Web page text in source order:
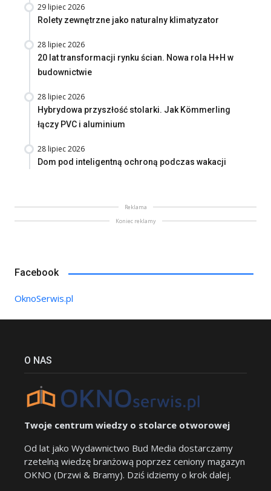
29 lipiec 2026
Rolety zewnętrzne jako naturalny klimatyzator
28 lipiec 2026
20 lat transformacji rynku ścian. Nowa rola H+H w
budownictwie
28 lipiec 2026
Hybrydowa przyszłość stolarki. Jak Kömmerling
łączy PVC i aluminium
28 lipiec 2026
Dom pod inteligentną ochroną podczas wakacji
Reklama
Koniec reklamy
Facebook
OknoSerwis.pl
O NAS
Twoje centrum wiedzy o stolarce otworowej
Od lat jako Wydawnictwo Bud Media dostarczamy
rzetelną wiedzę branżową poprzez ceniony magazyn
OKNO (Drzwi & Bramy). Dziś idziemy o krok dalej.